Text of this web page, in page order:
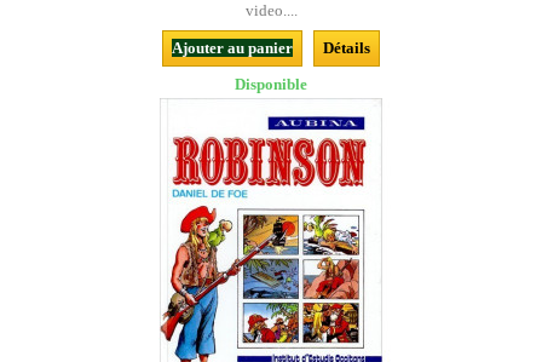
video....
Ajouter au panier
Détails
Disponible